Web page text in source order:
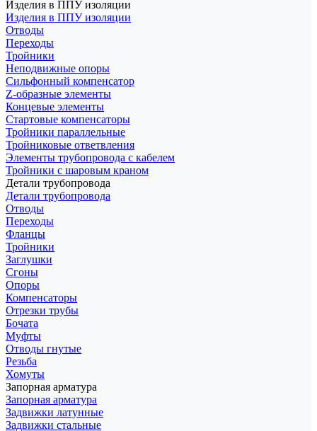
Изделия в ППУ изоляции
Изделия в ППУ изоляции
Отводы
Переходы
Тройники
Неподвижные опоры
Cильфонный компенсатор
Z-образные элементы
Концевые элементы
Стартовые компенсаторы
Тройники параллельные
Тройниковые ответвления
Элементы трубопровода с кабелем
Тройники с шаровым краном
Детали трубопровода
Детали трубопровода
Отводы
Переходы
Фланцы
Тройники
Заглушки
Сгоны
Опоры
Компенсаторы
Отрезки трубы
Бочата
Муфты
Отводы гнутые
Резьба
Хомуты
Запорная арматура
Запорная арматура
Задвижки латунные
Задвижки стальные